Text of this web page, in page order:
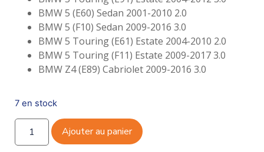
BMW 5 (E60) Sedan 2001-2010 2.0
BMW 5 (F10) Sedan 2009-2016 3.0
BMW 5 Touring (E61) Estate 2004-2010 2.0
BMW 5 Touring (F11) Estate 2009-2017 3.0
BMW Z4 (E89) Cabriolet 2009-2016 3.0
7 en stock
Ajouter au panier